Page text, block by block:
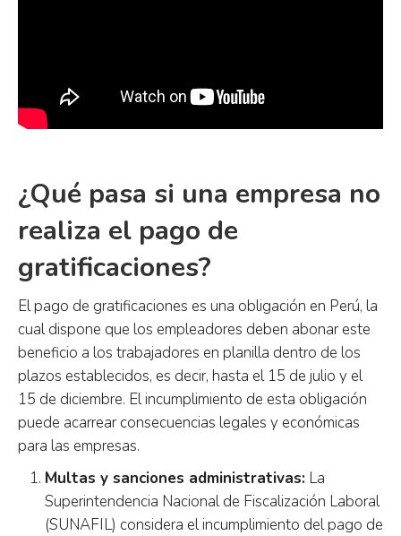
¿Qué pasa si una empresa no
realiza el pago de
gratificaciones?
El pago de gratificaciones es una obligación en Perú, la
cual dispone que los empleadores deben abonar este
beneficio a los trabajadores en planilla dentro de los
plazos establecidos, es decir, hasta el 15 de julio y el
15 de diciembre. El incumplimiento de esta obligación
puede acarrear consecuencias legales y económicas
para las empresas.
Multas y sanciones administrativas: La
Superintendencia Nacional de Fiscalización Laboral
(SUNAFIL) considera el incumplimiento del pago de